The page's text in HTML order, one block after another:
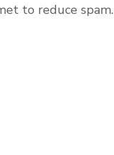
to reduce spam.